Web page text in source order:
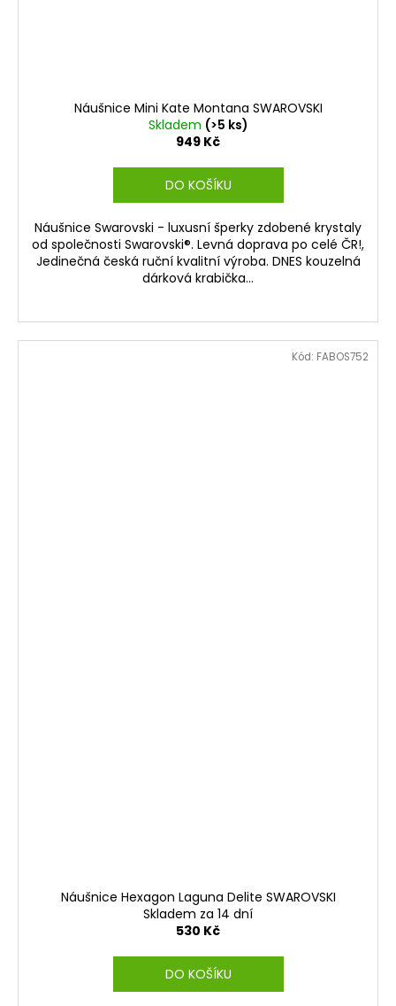
Náušnice Mini Kate Montana SWAROVSKI
Skladem (>5 ks)
949 Kč
DO KOŠÍKU
Náušnice Swarovski - luxusní šperky zdobené krystaly
od společnosti Swarovski®. Levná doprava po celé ČR!,
Jedinečná česká ruční kvalitní výroba. DNES kouzelná
dárková krabička...
Náušnice Hexagon Laguna Delite SWAROVSKI
Skladem za 14 dní
530 Kč
DO KOŠÍKU
Kód: FABOS752